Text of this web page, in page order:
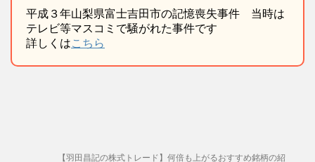
平成３年山梨県富士吉田市の記憶喪失事件 当時は
テレビ等マスコミで騒がれた事件です
詳しくはこちら
【羽田昌記の株式トレード】何倍も上がるおすすめ銘柄の紹